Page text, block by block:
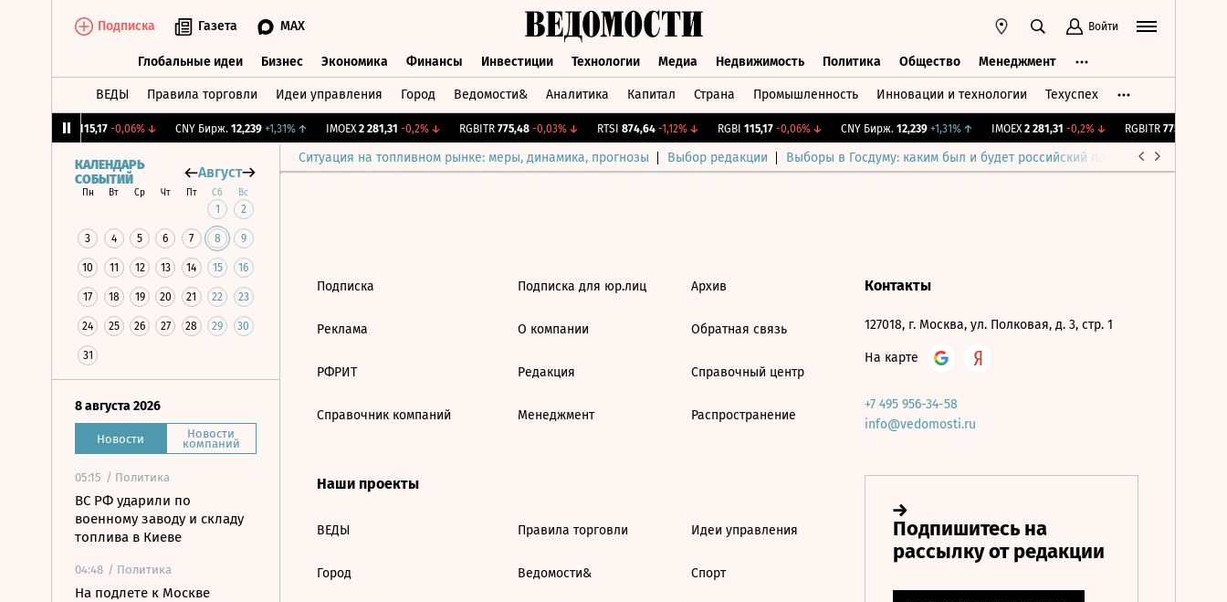
Подписка Газета MAX Войти
Глобальные идеи Бизнес Экономика Финансы Инвестиции Технологии Медиа Недвижимость Политика Общество Менеджмент
ВЕДЫ Правила торговли Идеи управления Город Ведомости& Аналитика Капитал Страна Промышленность Инновации и технологии Техуспех
115,17 -0,06%↓ CNY Бирж. 12,239 +1,31%↑ IMOEX 2 281,31 -0,2%↓ RGBITR 775,48 -0,03%↓ RTSI 874,64 -1,12%↓ RGBI 115,17 -0,06%↓ CNY Бирж. 12,239 +1,31%↑ IMOEX 2 281,31 -0,2%↓ RGBITR 775,48
Ситуация на топливном рынке: меры, динамика, прогнозы Выбор редакции Выборы в Госдуму: каким был и будет российский парламент
КАЛЕНДАРЬ
СОБЫТИЙ
Август
Пн Вт Ср Чт Пт Сб Вс
1 2
3 4 5 6 7 8 9
10 11 12 13 14 15 16
17 18 19 20 21 22 23
24 25 26 27 28 29 30
31
8 августа 2026
Новости Новости
компаний
05:15 / Политика
ВС РФ ударили по
военному заводу и складу
топлива в Киеве
04:48 / Политика
На подлете к Москве
Подписка
Реклама
РФРИТ
Справочник компаний
Подписка для юр.лиц
О компании
Редакция
Менеджмент
Архив
Обратная связь
Справочный центр
Распространение
Наши проекты
ВЕДЫ
Город
Правила торговли
Ведомости&
Идеи управления
Спорт
Контакты
127018, г. Москва, ул. Полковая, д. 3, стр. 1
На карте
+7 495 956-34-58
info@vedomosti.ru